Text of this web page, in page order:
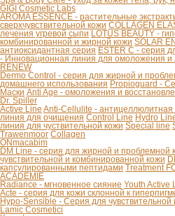
GIGI Cosmetic Labs
AROMA ESSENCE - растительные
сверхчувствительной кожи COLLAGEN
лечения угревой сыпи LOTUS BEAUTY -
комбинированной и жирной кожи SOLAR
антиоксидантная серия ESTER C - серия
- Инновационная линия для омоложения и
RENEW
Dermo Control - серия для жирной и
домашнего использования Propioguard -
Маски Anti Age - омоложения и
Dr. Spiller
Active Line Anti-Cellulite - антицеллюлитная
линия для очищения Control Line Hydro
линия для чуствительной кожи Special line
Trawenmoor Collagen
ONmacabim
DM Line - серия для жирной и проблемной
чувствительной и комбинированной кожи
капсулированными пептидами Treatment
ACADEMIE
Radiance - мгновенное сияние Youth Active
Acte - серия для кожи склонной к
Hypo-Sensible - Серия для чувствительной
Lamic Cosmetici